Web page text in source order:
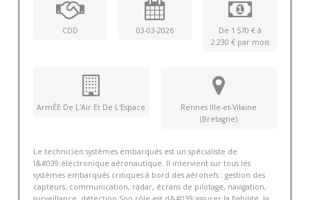
CDD 03-03-2026
De 1 570 € à
2 230 € par mois
ArmÉE De L'Air Et De L'Espace
Rennes Ille-et-Vilaine
(Bretagne)
Le technicien systèmes embarqués est un spécialiste de
l&#039;électronique aéronautique. Il intervient sur tous les
systèmes embarqués critiques à bord des aéronefs : gestion des
capteurs, communication, radar, écrans de pilotage, navigation,